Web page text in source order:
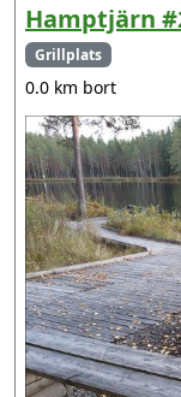
Hamptjärn
Grillplats
0.0 km bort